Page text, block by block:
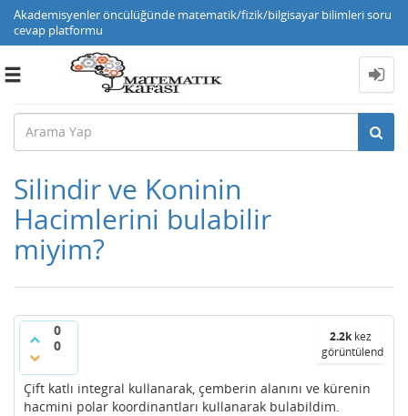
Akademisyenler öncülüğünde matematik/fizik/bilgisayar bilimleri soru
cevap platformu
Toggle
Silindir ve Koninin
Hacimlerini bulabilir
miyim?
0
0
2.2kkez
görüntülendi
Çift katlı integral kullanarak, çemberin alanını ve kürenin
hacmini polar koordinantları kullanarak bulabildim.